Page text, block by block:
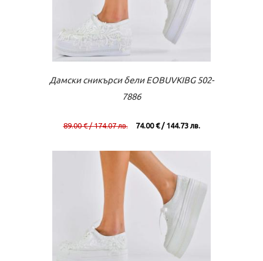
Виж повече
Дамски сникърси бели EOBUVKIBG 502-
7886
89.00 € / 174.07 лв. 74.00 € / 144.73 лв.